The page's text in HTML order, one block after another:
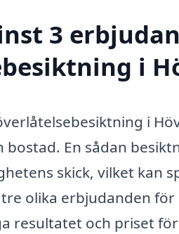
3
i
i
bostad. En sådan
skick, vilket kan
olika erbjudanden
resultatet och priset